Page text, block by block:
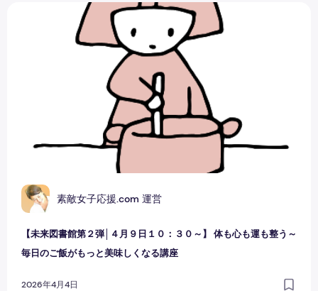
素敵女子応援.com 運営
【未来図書館第２弾│４月９日１０：３０～】 体も心も運も整う～
毎日のご飯がもっと美味しくなる講座
2026年4月4日
【未来図書館第２弾│４月９日１０：３０～】 体も心も運